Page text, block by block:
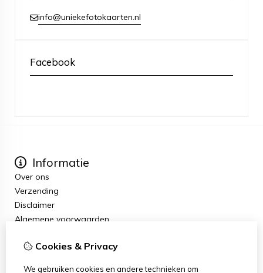
info@uniekefotokaarten.nl
Facebook
Informatie
Over ons
Verzending
Disclaimer
Algemene voorwaarden
Cadeaubon
Cookies & Privacy
We gebruiken cookies en andere technieken om